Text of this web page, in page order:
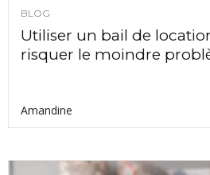
BLOG
Utiliser un bail de
risquer le moindre
Amandine